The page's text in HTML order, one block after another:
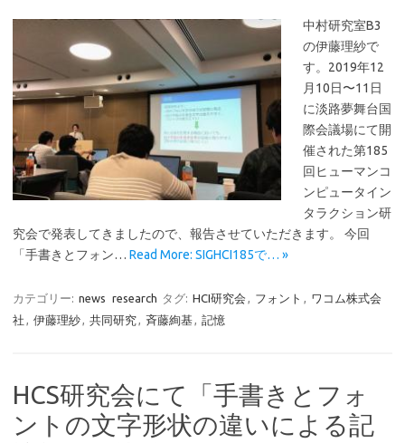
中村研究室B3
の伊藤理紗で
す。2019年12
月10日〜11日
に淡路夢舞台国
際会議場にて開
催された第185
回ヒューマンコ
ンピュータイン
タラクション研
究会で発表してきましたので、報告させていただきます。 今回
「手書きとフォン… Read More: SIGHCI185で… »
カテゴリー: news research タグ: HCI研究会 , フォント , ワコム株式会
社 , 伊藤理紗, 共同研究, 斉藤絢基, 記憶
HCS研究会にて「手書きとフォ
ントの文字形状の違いによる記